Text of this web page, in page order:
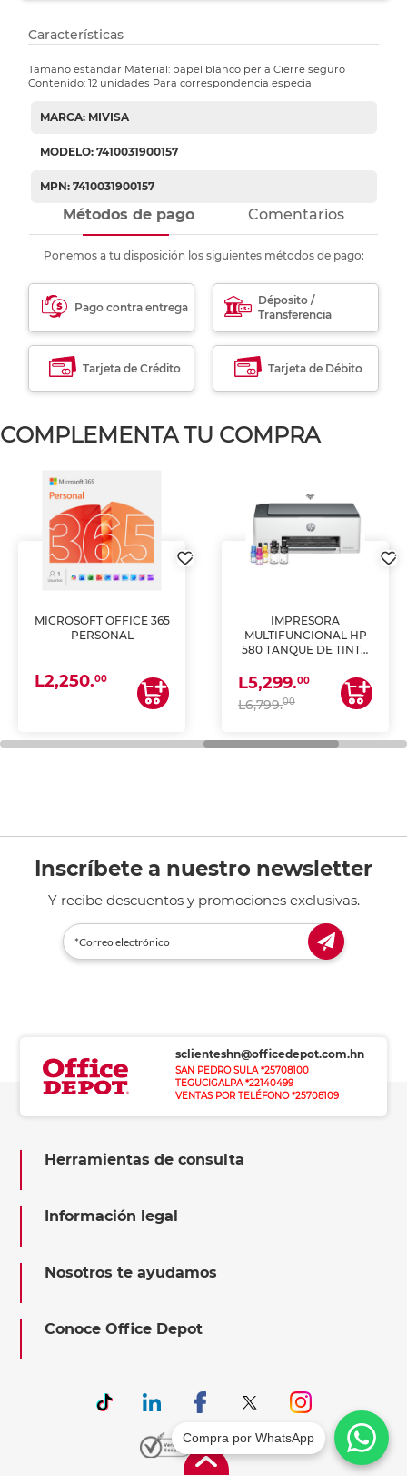
Características
Tamano estandar Material: papel blanco perla Cierre seguro
Contenido: 12 unidades Para correspondencia especial
MARCA: MIVISA
MODELO: 7410031900157
MPN: 7410031900157
Métodos de pago Comentarios
Ponemos a tu disposición los siguientes métodos de pago:
Pago contra entrega
Déposito /
Transferencia
Tarjeta de Crédito Tarjeta de Débito
COMPLEMENTA TU COMPRA
MICROSOFT OFFICE 365
PERSONAL
L2,250.00
IMPRESORA
MULTIFUNCIONAL HP
580 TANQUE DE TINTA
ESCANEA)
L5,299.00
L6,799.00
Inscríbete a nuestro newsletter
Y recibe descuentos y promociones exclusivas.
sclienteshn@officedepot.com.hn
SAN PEDRO SULA *25708100
TEGUCIGALPA *22140499
VENTAS POR TELÉFONO *25708109
Herramientas de consulta
Información legal
Nosotros te ayudamos
Conoce Office Depot
Compra por WhatsApp